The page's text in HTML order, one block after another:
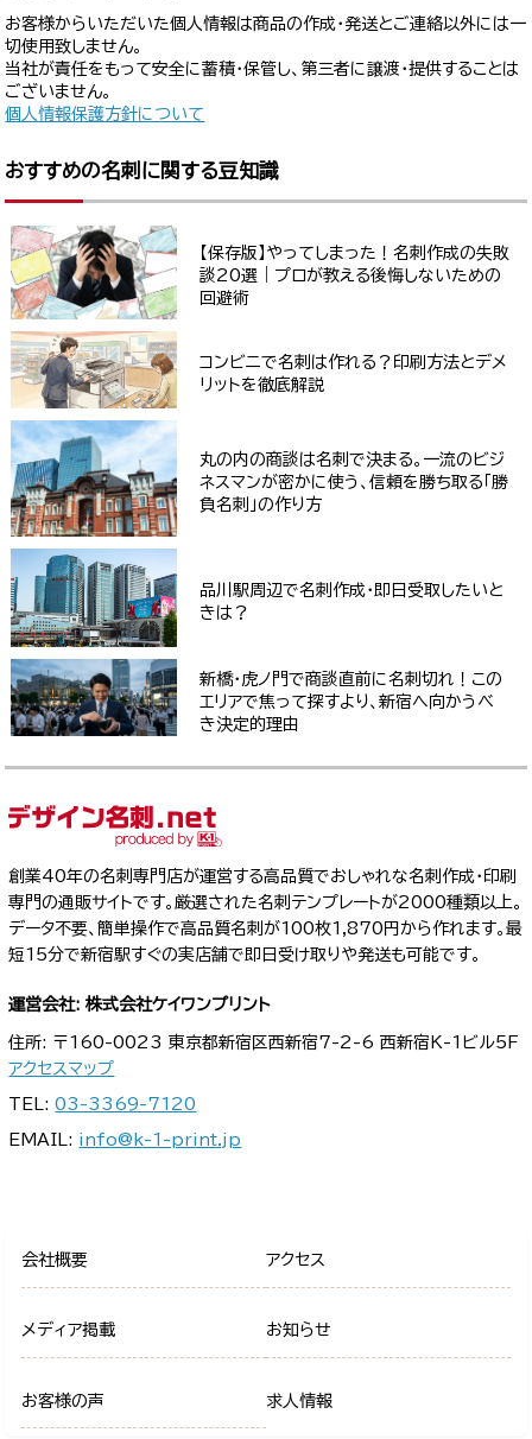
お客様からいただいた個人情報は商品の作成・発送とご連絡以外には一
切使用致しません。
当社が責任をもって安全に蓄積・保管し、第三者に譲渡・提供することは
ございません。
個人情報保護方針について
おすすめの名刺に関する豆知識
【保存版】やってしまった！名刺作成の失敗
談20選｜プロが教える後悔しないための
回避術
コンビニで名刺は作れる？印刷方法とデメ
リットを徹底解説
丸の内の商談は名刺で決まる。一流のビジ
ネスマンが密かに使う、信頼を勝ち取る「勝
負名刺」の作り方
品川駅周辺で名刺作成・即日受取したいと
きは？
新橋・虎ノ門で商談直前に名刺切れ！この
エリアで焦って探すより、新宿へ向かうべ
き決定的理由
創業40年の名刺専門店が運営する高品質でおしゃれな名刺作成・印刷
専門の通販サイトです。厳選された名刺テンプレートが2000種類以上。
データ不要、簡単操作で高品質名刺が100枚1,870円から作れます。最
短15分で新宿駅すぐの実店舗で即日受け取りや発送も可能です。
運営会社: 株式会社ケイワンプリント
住所: 〒160-0023 東京都新宿区西新宿7-2-6 西新宿K-1ビル5F
アクセスマップ
TEL:03-3369-7120
EMAIL: info@k-1-print.jp
会社概要 アクセス
メディア掲載 お知らせ
お客様の声 求人情報